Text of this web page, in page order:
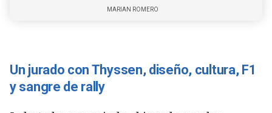
MARIAN ROMERO
Un jurado con Thyssen, diseño, cultura, F1
y sangre de rally